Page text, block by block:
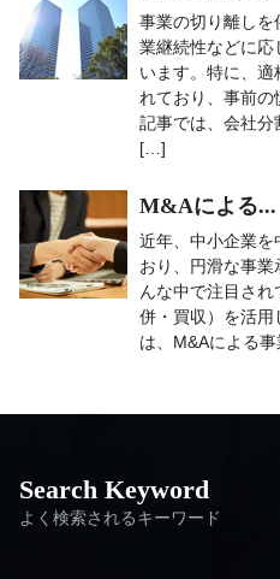
事業の切り離しを
業継続性などに応
います。特に、
れており、事前の
記事では、会社分
[…]
M&Aによる...
近年、中小企業を
おり、円滑な事
んな中で注目さ
併・買収）を活用
は、M&Aによる
Search Keyword
よく検索されるキーワード